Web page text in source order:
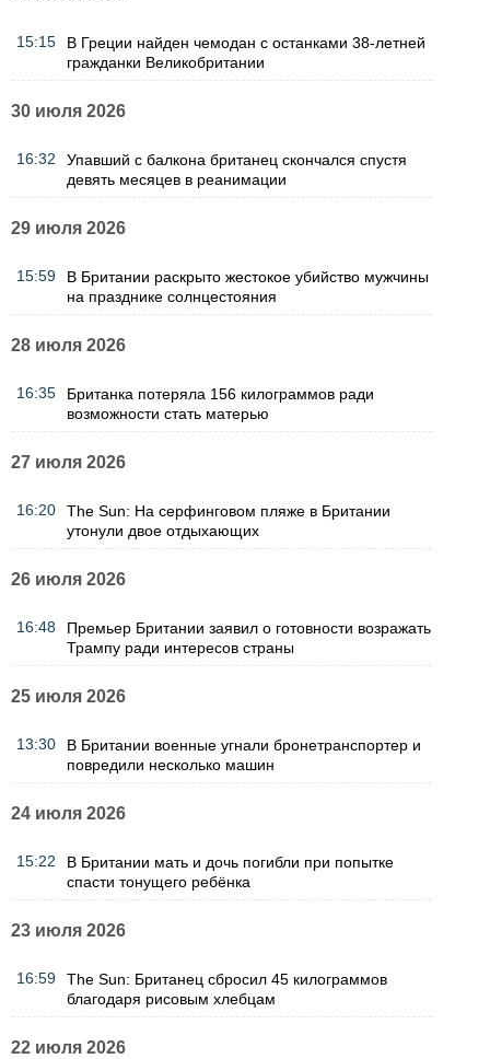
15:15
В Греции найден чемодан с останками 38-летней
гражданки Великобритании
30 июля 2026
16:32
Упавший с балкона британец скончался спустя
девять месяцев в реанимации
29 июля 2026
15:59
В Британии раскрыто жестокое убийство мужчины
на празднике солнцестояния
28 июля 2026
16:35
Британка потеряла 156 килограммов ради
возможности стать матерью
27 июля 2026
16:20
The Sun: На серфинговом пляже в Британии
утонули двое отдыхающих
26 июля 2026
16:48
Премьер Британии заявил о готовности возражать
Трампу ради интересов страны
25 июля 2026
13:30
В Британии военные угнали бронетранспортер и
повредили несколько машин
24 июля 2026
15:22
В Британии мать и дочь погибли при попытке
спасти тонущего ребёнка
23 июля 2026
16:59
The Sun: Британец сбросил 45 килограммов
благодаря рисовым хлебцам
22 июля 2026